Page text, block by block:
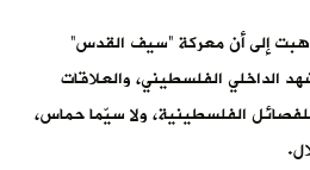
إلى أن معركة “سيف القدس”
الداخلي الفلسطيني، والعلاقات
للفصائل الفلسطينية، ولا سيّما حماس،